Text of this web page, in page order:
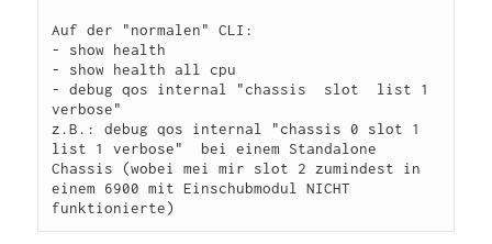
Auf der "normalen" CLI:
- show health
- show health all cpu
- debug qos internal "chassis
slot
list 1
verbose"
z.B.: debug qos internal "chassis 0 slot 1
list 1 verbose"  bei einem Standalone
Chassis (wobei mei mir slot 2 zumindest in
einem 6900 mit Einschubmodul NICHT